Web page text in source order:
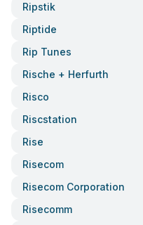
Ripstik
Riptide
Rip Tunes
Rische + Herfurth
Risco
Riscstation
Rise
Risecom
Risecom Corporation
Risecomm